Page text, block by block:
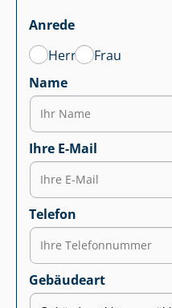
Anrede
Herr
Frau
Name
Ihre E-Mail
Telefon
Gebäudeart